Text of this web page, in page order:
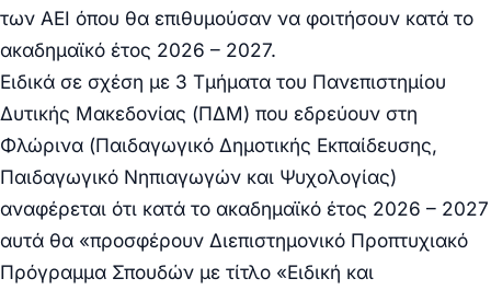
των ΑΕΙ όπου θα επιθυμούσαν να φοιτήσουν κατά το
ακαδημαϊκό έτος 2026 – 2027.
Ειδικά σε σχέση με 3 Τμήματα του Πανεπιστημίου
Δυτικής Μακεδονίας (ΠΔΜ) που εδρεύουν στη
Φλώρινα (Παιδαγωγικό Δημοτικής Εκπαίδευσης,
Παιδαγωγικό Νηπιαγωγών και Ψυχολογίας)
αναφέρεται ότι κατά το ακαδημαϊκό έτος 2026 – 2027
αυτά θα «προσφέρουν Διεπιστημονικό Προπτυχιακό
Πρόγραμμα Σπουδών με τίτλο «Ειδική και